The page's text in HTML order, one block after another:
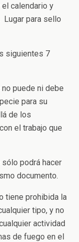
calendario y
Lugar para sello
siguientes 7
puede ni debe
para su
de los
el trabajo que
podrá hacer
documento.
tiene prohibida la
tipo, y no
actividad
de fuego en el